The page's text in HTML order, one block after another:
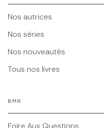
Nos autrices
Nos séries
Nos nouveautés
Tous nos livres
BMR
Foire Aux Questions